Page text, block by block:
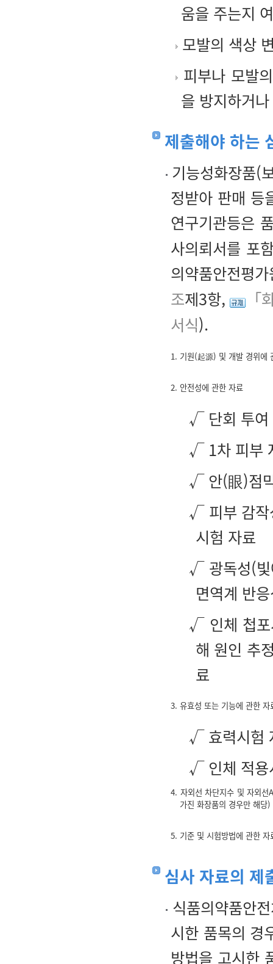
움을 주는지
모발의 색상
피부나 모발
을 방지하거
제출해야 하는
기능성화장품(
정받아 판매 등
연구기관등은
사의뢰서를 포
의약품안전평
조제3항,
서식).
1. 기원(起源) 및 개발 경위에
2. 안전성에 관한 자료
√ 단회 투여
√ 1차 피부
√ 안(眼)점
√ 피부 감작
시험 자료
√ 광독성(빛
면역계 반
√ 인체 첩포
해 원인 추
료
3. 유효성 또는 기능에 관한 자
√ 효력시험
√ 인체 적용
4. 자외선 차단지수 및 자외선
가진 화장품의 경우만 해당)
5. 기준 및 시험방법에 관한
심사 자료의 제
식품의약품안
시한 품목의 경
방법을 고시한